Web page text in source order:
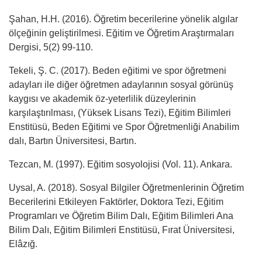
Şahan, H.H. (2016). Öğretim becerilerine yönelik algılar
ölçeğinin geliştirilmesi. Eğitim ve Öğretim Araştırmaları
Dergisi, 5(2) 99-110.
Tekeli, Ş. C. (2017). Beden eğitimi ve spor öğretmeni
adayları ile diğer öğretmen adaylarının sosyal görünüş
kaygısı ve akademik öz-yeterlilik düzeylerinin
karşılaştırılması, (Yüksek Lisans Tezi), Eğitim Bilimleri
Enstitüsü, Beden Eğitimi ve Spor Öğretmenliği Anabilim
dalı, Bartın Üniversitesi, Bartın.
Tezcan, M. (1997). Eğitim sosyolojisi (Vol. 11). Ankara.
Uysal, A. (2018). Sosyal Bilgiler Öğretmenlerinin Öğretim
Becerilerini Etkileyen Faktörler, Doktora Tezi, Eğitim
Programları ve Öğretim Bilim Dalı, Eğitim Bilimleri Ana
Bilim Dalı, Eğitim Bilimleri Enstitüsü, Fırat Üniversitesi,
Elâzığ.